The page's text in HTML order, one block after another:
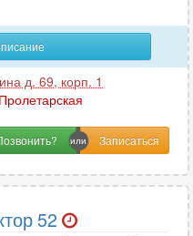
д. 69, корп. 1
Пролетарская
52